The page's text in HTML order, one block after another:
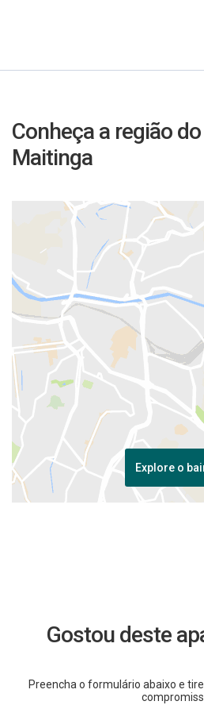
Conheça a região
Maitinga
Explore o
Gostou deste
Preencha o formulário abaixo e